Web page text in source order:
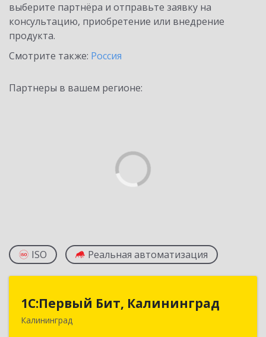
выберите партнёра и отправьте заявку на
консультацию, приобретение или внедрение
продукта.
Смотрите также: Россия
Партнеры в вашем регионе:
ISO Реальная автоматизация
1С:Первый Бит, Калининград
Калининград
1С:Первый Бит, Калининград
236006, Калининградская обл, Калининград г,